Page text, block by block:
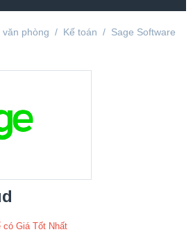
phòng / Kế toán / Sage Software
có Giá Tốt Nhất